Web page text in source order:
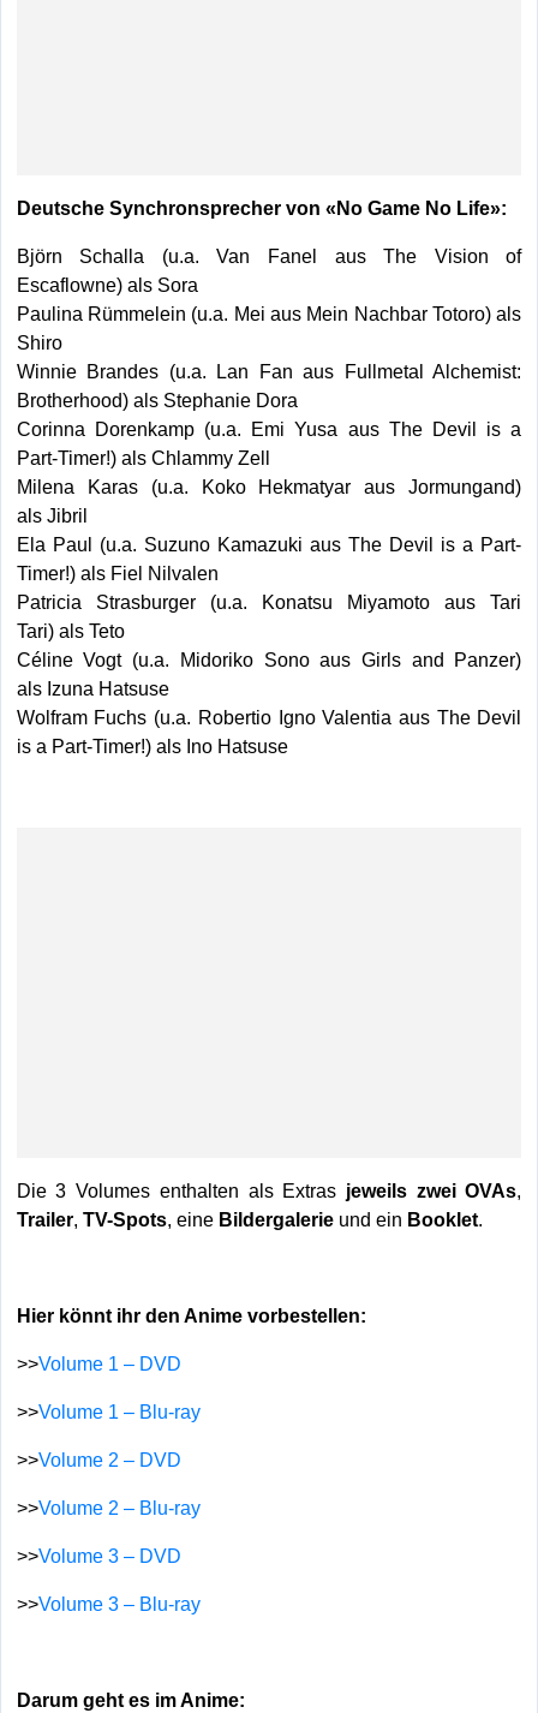
Deutsche Synchronsprecher von «No Game No Life»:
Björn Schalla (u.a. Van Fanel aus The Vision of
Escaflowne) als Sora
Paulina Rümmelein (u.a. Mei aus Mein Nachbar Totoro) als
Shiro
Winnie Brandes (u.a. Lan Fan aus Fullmetal Alchemist:
Brotherhood) als Stephanie Dora
Corinna Dorenkamp (u.a. Emi Yusa aus The Devil is a
Part-Timer!) als Chlammy Zell
Milena Karas (u.a. Koko Hekmatyar aus Jormungand)
als Jibril
Ela Paul (u.a. Suzuno Kamazuki aus The Devil is a Part-
Timer!) als Fiel Nilvalen
Patricia Strasburger (u.a. Konatsu Miyamoto aus Tari
Tari) als Teto
Céline Vogt (u.a. Midoriko Sono aus Girls and Panzer)
als Izuna Hatsuse
Wolfram Fuchs (u.a. Robertio Igno Valentia aus The Devil
is a Part-Timer!) als Ino Hatsuse
Die 3 Volumes enthalten als Extras jeweils zwei OVAs,
Trailer, TV-Spots, eineBildergalerie und ein Booklet.
Hier könnt ihr den Anime vorbestellen:
>>Volume 1 – DVD
>>Volume 1 – Blu-ray
>>Volume 2 – DVD
>>Volume 2 – Blu-ray
>>Volume 3 – DVD
>>Volume 3 – Blu-ray
Darum geht es im Anime: